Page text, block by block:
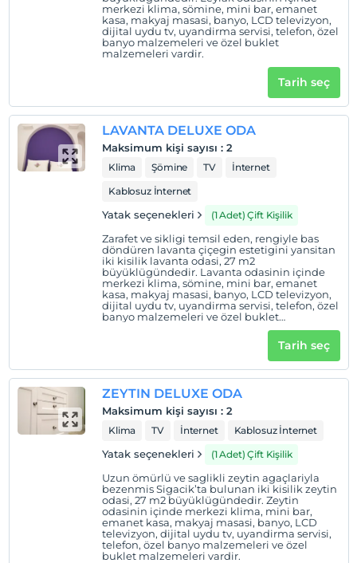
merkezi klima, sömine, mini bar, emanet
kasa, makyaj masasi, banyo, LCD televizyon,
dijital uydu tv, uyandirma servisi, telefon, özel
banyo malzemeleri ve özel buklet
malzemeleri vardir.
Tarih seç
LAVANTA DELUXE ODA
Maksimum kişi sayısı : 2
Klima Şömine TV
İnternet
Kablosuz İnternet
Yatak seçenekleri (1 Adet) Çift Kişilik
Zarafet ve sikligi temsil eden, rengiyle bas
döndüren lavanta çiçegin estetigini yansitan
iki kisilik lavanta odasi, 27 m2
büyüklügündedir. Lavanta odasinin içinde
merkezi klima, sömine, mini bar, emanet
kasa, makyaj masasi, banyo, LCD televizyon,
dijital uydu tv, uyandirma servisi, telefon, özel
banyo malzemeleri ve özel buklet
Tarih seç
ZEYTIN DELUXE ODA
Maksimum kişi sayısı : 2
Klima TV İnternet Kablosuz İnternet
Yatak seçenekleri (1 Adet) Çift Kişilik
Uzun ömürlü ve saglikli zeytin agaçlariyla
bezenmis Sigacik’ta bulunan iki kisilik zeytin
odasi, 27 m2 büyüklügündedir. Zeytin
odasinin içinde merkezi klima, mini bar,
emanet kasa, makyaj masasi, banyo, LCD
televizyon, dijital uydu tv, uyandirma servisi,
telefon, özel banyo malzemeleri ve özel
buklet malzemeleri vardir.